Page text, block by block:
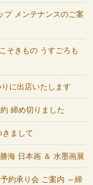
プ メンテナンスのご案
そきもの うすごろも
に出店いたします
締め切りました
きまして
海 日本画 ＆ 水墨画展
約承り会 ご案内 ～締